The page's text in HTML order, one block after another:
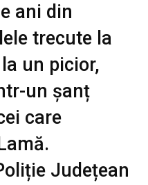
ani din
trecute la
un picior,
un șanț
care
Județean